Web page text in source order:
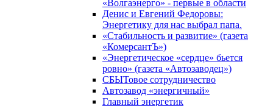
«Волгаэнерго» - первые в области
Денис и Евгений Федоровы:
Энергетику для нас выбрал папа.
«Стабильность и развитие» (газета
«КомерсантЪ»)
«Энергетическое «сердце» бьется
ровно» (газета «Автозаводец»)
СБЫТовое сотрудничество
Автозавод «энергичный»
Главный энергетик